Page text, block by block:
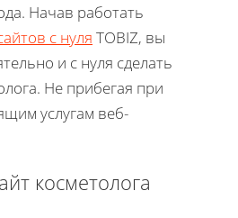
Начав работать
с нуля TOBIZ, вы
и с нуля сделать
Не прибегая при
услугам веб-
косметолога